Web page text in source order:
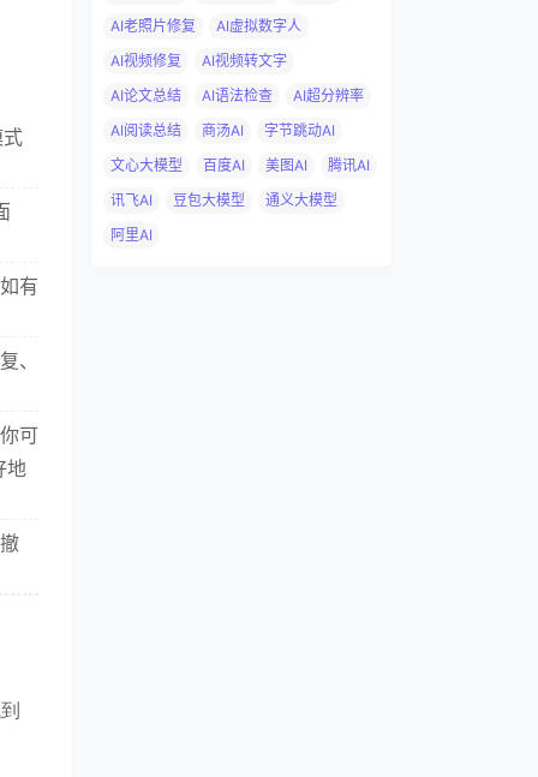
有
、
可
地
AI老照片修复
AI虚拟数字人
AI视频修复
AI视频转文字
AI论文总结
AI语法检查
AI超分辨率
AI阅读总结
商汤AI
字节跳动AI
文心大模型
百度AI 美图AI
腾讯AI
讯飞AI
豆包大模型
通义大模型
阿里AI